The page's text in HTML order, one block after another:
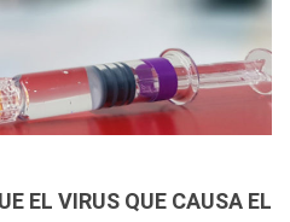
EL VIRUS QUE CAUSA EL